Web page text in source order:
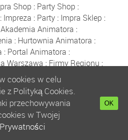
Shop : Party Shop :
: Impreza : Party : Impra Sklep :
Akademia Animatora :
: Hurtownia Animatora :
: Portal Animatora :
Warszawa : Firmy Regionu :
Firmy Ogłoszenia
Firma:Bezpłatne Ogłoszenia
Czasu Wolnego:
Warszawa:sklep animatora:
:Bezpłatne Ogłoszenia
:Kurs Animatora
cookies w celu
z Polityką Cookies.
przechowywania
w Twojej
OK